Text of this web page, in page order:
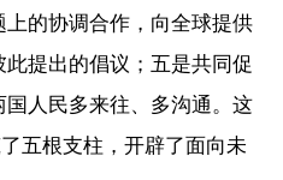
的协调合作，向全球提供
提出的倡议；五是共同促
人民多来往、多沟通。这
五根支柱，开辟了面向未